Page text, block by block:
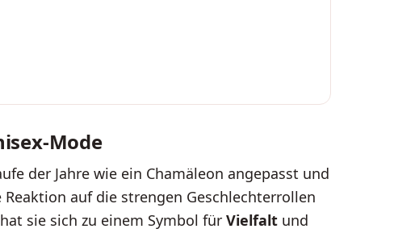
Mode
der Jahre wie ein Chamäleon angepasst und
auf die strengen Geschlechterrollen
sie sich zu einem Symbol für Vielfalt und